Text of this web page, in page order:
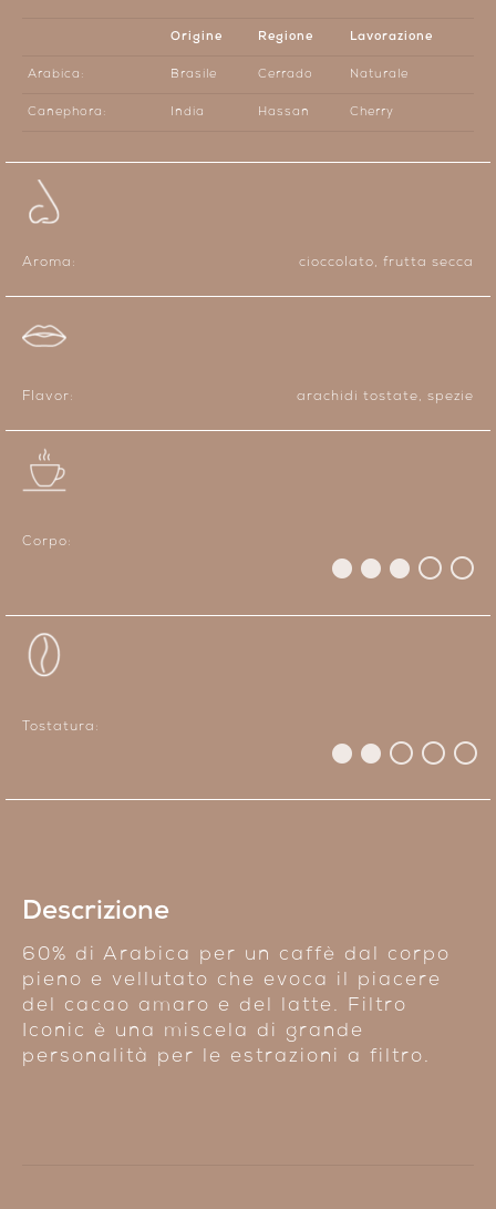
Origine Regione Lavorazione
Arabica: Brasile Cerrado Naturale
Canephora: India Hassan Cherry
Aroma: cioccolato, frutta secca
Flavor: arachidi tostate, spezie
Corpo:
Tostatura:
Descrizione
60% di Arabica per un caffè dal corpo
pieno e vellutato che evoca il piacere
del cacao amaro e del latte. Filtro
Iconic è una miscela di grande
personalità per le estrazioni a filtro.